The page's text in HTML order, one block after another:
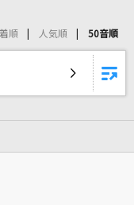
の一覧
順 人気順 50音順